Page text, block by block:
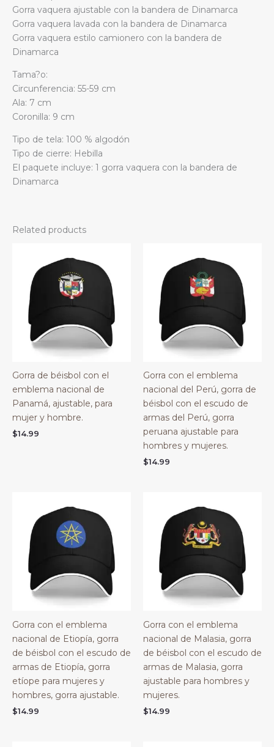
Gorra vaquera ajustable con la bandera de Dinamarca
Gorra vaquera lavada con la bandera de Dinamarca
Gorra vaquera estilo camionero con la bandera de
Dinamarca
Tama?o:
Circunferencia: 55-59 cm
Ala: 7 cm
Coronilla: 9 cm
Tipo de tela: 100 % algodón
Tipo de cierre: Hebilla
El paquete incluye: 1 gorra vaquera con la bandera de
Dinamarca
Related products
Gorra de béisbol con el
emblema nacional de
Panamá, ajustable, para
mujer y hombre.
$14.99
Gorra con el emblema
nacional del Perú, gorra de
béisbol con el escudo de
armas del Perú, gorra
peruana ajustable para
hombres y mujeres.
$14.99
Gorra con el emblema
nacional de Etiopía, gorra
de béisbol con el escudo de
armas de Etiopía, gorra
etíope para mujeres y
hombres, gorra ajustable.
$14.99
Gorra con el emblema
nacional de Malasia, gorra
de béisbol con el escudo de
armas de Malasia, gorra
ajustable para hombres y
mujeres.
$14.99